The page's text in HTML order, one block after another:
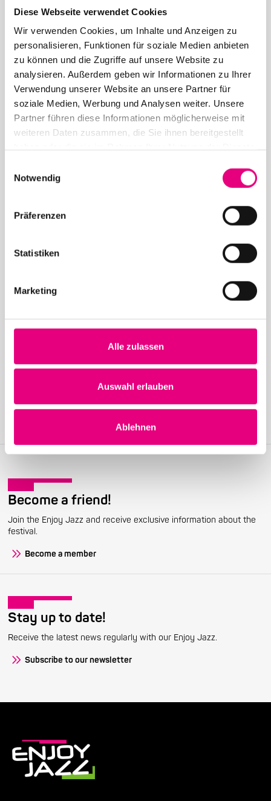
Diese Webseite verwendet Cookies
Wir verwenden Cookies, um Inhalte und Anzeigen zu
personalisieren, Funktionen für soziale Medien anbieten
zu können und die Zugriffe auf unsere Website zu
analysieren. Außerdem geben wir Informationen zu Ihrer
Verwendung unserer Website an unsere Partner für
soziale Medien, Werbung und Analysen weiter. Unsere
Partner führen diese Informationen möglicherweise mit
weiteren Daten zusammen, die Sie ihnen bereitgestellt
Notwendig
Präferenzen
Statistiken
Marketing
Alle zulassen
Auswahl erlauben
Ablehnen
26. June 2026
28th Enjoy Jazz – Closing Night with Brad Mehldau
Solo
28th Enjoy Jazz – Opening Night with Souad Massi
feat. Youssoupha – Advance ticket sales begin
24. April 2026
Porter at the Rosengarten in Mannheim – Advance
Become a friend!
Join the Enjoy Jazz and receive exclusive information about the
festival.
Become a member
Stay up to date!
Receive the latest news regularly with our Enjoy Jazz.
Subscribe to our newsletter